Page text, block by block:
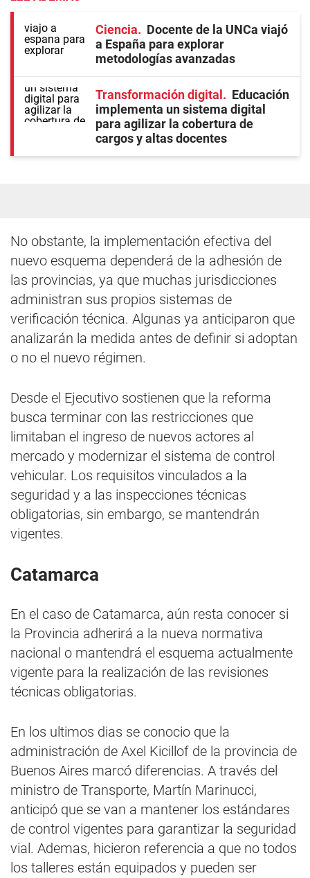
Ciencia
Docente de la UNCa viajó
a España para explorar
metodologías avanzadas
Transformación digital
Educación
implementa un sistema digital
para agilizar la cobertura de
cargos y altas docentes
No obstante, la implementación efectiva del
nuevo esquema dependerá de la adhesión de
las provincias, ya que muchas jurisdicciones
administran sus propios sistemas de
verificación técnica. Algunas ya anticiparon que
analizarán la medida antes de definir si adoptan
o no el nuevo régimen.
Desde el Ejecutivo sostienen que la reforma
busca terminar con las restricciones que
limitaban el ingreso de nuevos actores al
mercado y modernizar el sistema de control
vehicular. Los requisitos vinculados a la
seguridad y a las inspecciones técnicas
obligatorias, sin embargo, se mantendrán
vigentes.
Catamarca
En el caso de Catamarca, aún resta conocer si
la Provincia adherirá a la nueva normativa
nacional o mantendrá el esquema actualmente
vigente para la realización de las revisiones
técnicas obligatorias.
En los ultimos dias se conocio que la
administración de Axel Kicillof de la provincia de
Buenos Aires marcó diferencias. A través del
ministro de Transporte, Martín Marinucci,
anticipó que se van a mantener los estándares
de control vigentes para garantizar la seguridad
vial. Ademas, hicieron referencia a que no todos
los talleres están equipados y pueden ser